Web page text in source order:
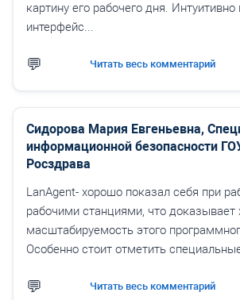
картину его рабочего дня.
интерфейс...
Читать весь комментарий
Сидорова Мария Евгеньевна,
информационной безопасности
Росздрава
LanAgent- хорошо показал себя при
рабочими станциями, что
масштабируемость этого
Особенно стоит отметить
Читать весь комментарий